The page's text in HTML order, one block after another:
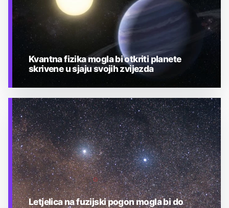
TEHNOLOGIJA
Kvantna fizika mogla bi otkriti planete
skrivene u sjaju svojih zvijezda
Letjelica na fuzijski pogon mogla bi do